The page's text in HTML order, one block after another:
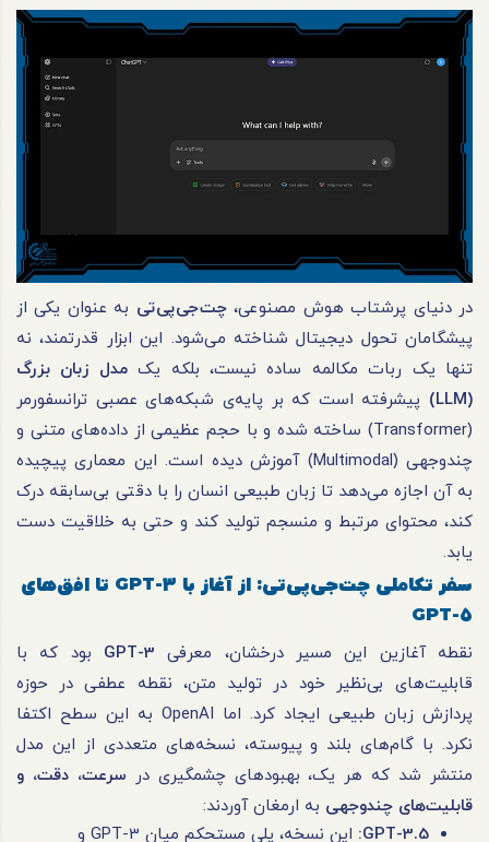
در دنیای پرشتاب هوش مصنوعی،چت‌جی‌پی‌تی به عنوان یکی از
پیشگامان تحول دیجیتال شناخته می‌شود. این ابزار قدرتمند، نه
تنها یک ربات مکالمه ساده نیست، بلکه یکمدل زبان بزرگ
(LLM)
پیشرفته است که بر پایه‌ی شبکه‌های عصبی ترانسفورمر
(Transformer) ساخته شده و با حجم عظیمی از داده‌های متنی و
چندوجهی (Multimodal) آموزش دیده است. این معماری پیچیده
به آن اجازه می‌دهد تا زبان طبیعی انسان را با دقتی بی‌سابقه درک
کند، محتوای مرتبط و منسجم تولید کند و حتی به خلاقیت دست
یابد.
سفر تکاملی چت‌جی‌پی‌تی: از آغاز با
تا افق‌های
GPT-5
نقطه آغازین این مسیر درخشان، معرفی GPT-3 بود که با
قابلیت‌های بی‌نظیر خود در تولید متن، نقطه عطفی در حوزه
پردازش زبان طبیعی ایجاد کرد. اما OpenAI به این سطح اکتفا
نکرد. با گام‌های بلند و پیوسته، نسخه‌های متعددی از این مدل
منتشر شد که هر یک، بهبودهای چشمگیری در سرعت، دقت، و
قابلیت‌های چندوجهی به ارمغان آوردند:
GPT-3.5:
این نسخه، پلی مستحکم میان GPT-3 و